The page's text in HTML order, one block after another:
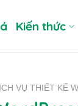
Kiến thức
VỤ THIẾT KẾ